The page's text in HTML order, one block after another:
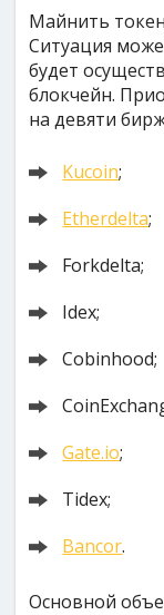
Майнить
Ситуация
будет
блокчейн.
на девяти
Kucoin;
Etherdelta;
Forkdelta;
Idex;
Cobinhood;
Gate.io;
Tidex;
Bancor.
Основной